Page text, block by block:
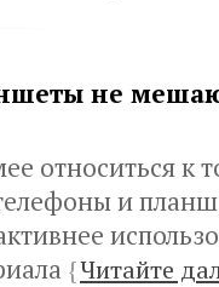
не
относиться к
и
{Читайте